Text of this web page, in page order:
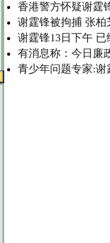
香港警方怀疑谢霆
谢霆锋被拘捕 张
谢霆锋13日下午
有消息称：今日廉
青少年问题专家: